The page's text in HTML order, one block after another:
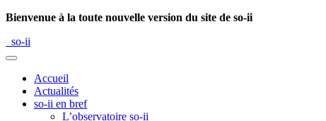
Bienvenue à la toute nouvelle version du site de so-ii
so-ii
Accueil
Actualités
so-ii en bref
L’observatoire so-ii